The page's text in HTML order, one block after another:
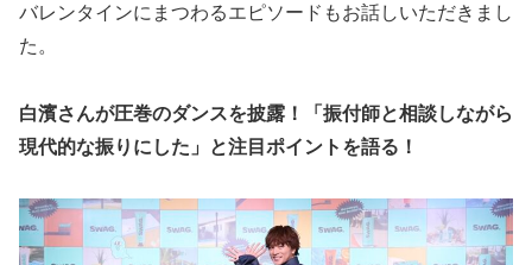
バレンタインにまつわるエピソードもお話しいただきまし
た。
白濱さんが圧巻のダンスを披露！「振付師と相談しながら
現代的な振りにした」と注目ポイントを語る！